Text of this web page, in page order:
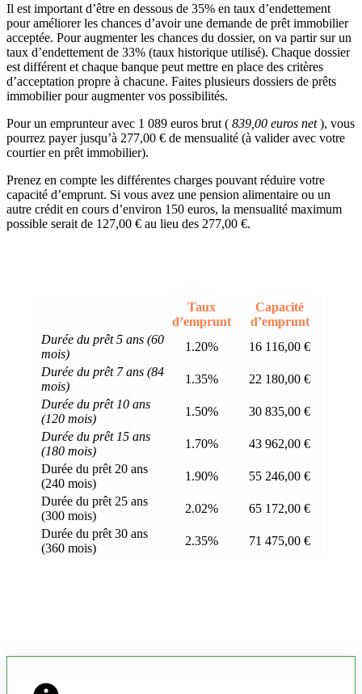
Il est important d’être en dessous de 35% en taux d’endettement
pour améliorer les chances d’avoir une demande de prêt immobilier
acceptée. Pour augmenter les chances du dossier, on va partir sur un
taux d’endettement de 33% (taux historique utilisé). Chaque dossier
est différent et chaque banque peut mettre en place des critères
d’acceptation propre à chacune. Faites plusieurs dossiers de prêts
immobilier pour augmenter vos possibilités.
Pour un emprunteur avec 1 089 euros brut ( 839,00 euros net), vous
pourrez payer jusqu’à 277,00 € de mensualité (à valider avec votre
courtier en prêt immobilier).
Prenez en compte les différentes charges pouvant réduire votre
capacité d’emprunt. Si vous avez une pension alimentaire ou un
autre crédit en cours d’environ 150 euros, la mensualité maximum
possible serait de 127,00 € au lieu des 277,00 €.
Taux
d’emprunt
Capacité
d’emprunt
Durée du prêt 5 ans (60
mois)
1.20%
16 116,00 €
Durée du prêt 7 ans (84
mois)
1.35%
22 180,00 €
Durée du prêt 10 ans
(120 mois)
1.50%
30 835,00 €
Durée du prêt 15 ans
(180 mois)
1.70%
43 962,00 €
Durée du prêt 20 ans
(240 mois)
1.90%
55 246,00 €
Durée du prêt 25 ans
(300 mois)
2.02%
65 172,00 €
Durée du prêt 30 ans
(360 mois)
2.35% 71 475,00 €